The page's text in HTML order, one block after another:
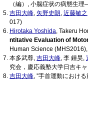
（編）, 小脳症状の病態生
吉田大峰, 矢野史朗, 近藤敏之
017)
Hirotaka Yoshida, Takeru
ntitative Evaluation of
Human Science
本多武尊, 吉田大峰, 李 鍾昊,
究会，慶応義塾大学日吉キ
吉田大峰, ''手首運動におけ